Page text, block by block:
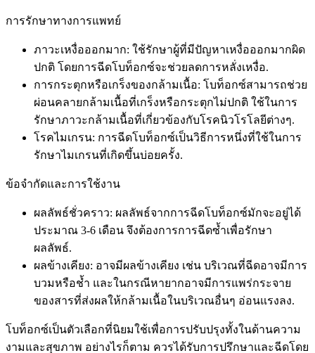
การรักษาทางการแพทย์
ภาวะเหงื่อออกมาก: ใช้รักษาผู้ที่มีปัญหาเหงื่อออกมากผิด
ปกติ โดยการฉีดโบท็อกซ์จะช่วยลดการหลั่งเหงื่อ.
การกระตุกหรือเกร็งของกล้ามเนื้อ: โบท็อกซ์สามารถช่วย
ผ่อนคลายกล้ามเนื้อที่เกร็งหรือกระตุกไม่ปกติ ใช้ในการ
รักษาภาวะกล้ามเนื้อที่เกี่ยวข้องกับโรคนิวโรโลยีต่างๆ.
โรคไมเกรน: การฉีดโบท็อกซ์เป็นวิธีการหนึ่งที่ใช้ในการ
รักษาไมเกรนที่เกิดขึ้นบ่อยครั้ง.
ข้อจำกัดและการใช้งาน
ผลลัพธ์ชั่วคราว: ผลลัพธ์จากการฉีดโบท็อกซ์มักจะอยู่ได้
ประมาณ 3-6 เดือน จึงต้องการการฉีดซ้ำเพื่อรักษา
ผลลัพธ์.
ผลข้างเคียง: อาจมีผลข้างเคียง เช่น บริเวณที่ฉีดอาจมีการ
บวมหรือช้ำ และในกรณีหายากอาจมีการแพร่กระจาย
ของสารที่ส่งผลให้กล้ามเนื้อในบริเวณอื่นๆ อ่อนแรงลง.
โบท็อกซ์เป็นตัวเลือกที่นิยมใช้เพื่อการปรับปรุงทั้งในด้านความ
งามและสุขภาพ อย่างไรก็ตาม ควรได้รับการปรึกษาและฉีดโดย